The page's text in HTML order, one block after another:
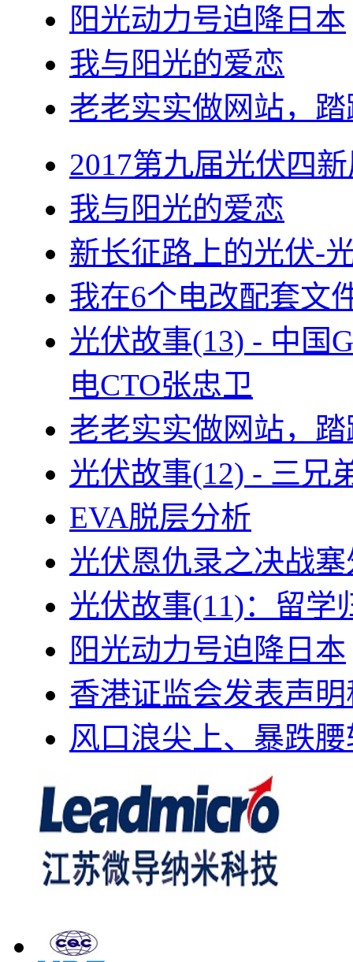
阳光动力号迫降日本
我与阳光的爱恋
老老实实做网站，
2017第九届光伏四
我与阳光的爱恋
新长征路上的光伏-
我在6个电改配套文
光伏故事(13) - 中国
电CTO张忠卫
老老实实做网站，
光伏故事(12) - 三兄
EVA脱层分析
光伏恩仇录之决战
光伏故事(11)：留学
阳光动力号迫降日本
香港证监会发表声
风口浪尖上、暴跌